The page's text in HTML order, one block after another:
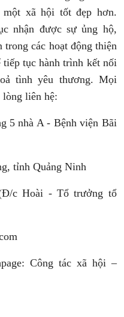
xã hội tốt đẹp hơn.
nhận được sự ủng hộ,
trong các hoạt động thiện
tiếp tục hành trình kết nối
tình yêu thương. Mọi
liên hệ:
5 nhà A - Bệnh viện Bãi
tỉnh Quảng Ninh
c Hoài - Tổ trưởng tổ
Công tác xã hội –